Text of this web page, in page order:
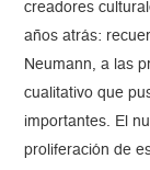
creadores
años atrás:
Neumann, a las
cualitativo que
importantes. El
proliferación de